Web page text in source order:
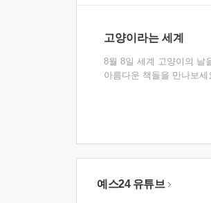
고양이라는 세계
8월 8일 세계 고양이의 날
아름다운 책들을 만나보세
예스24 유튜브